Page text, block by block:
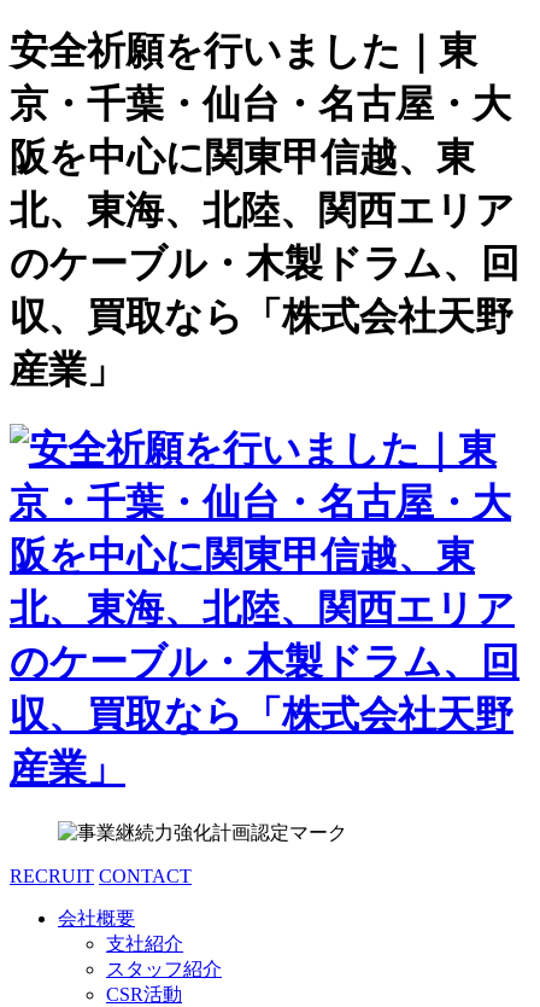
安全祈願を行いました｜東
京・千葉・仙台・名古屋・大
阪を中心に関東甲信越、東
北、東海、北陸、関西エリア
のケーブル・木製ドラム、回
収、買取なら「株式会社天野
産業」
RECRUIT CONTACT
会社概要
支社紹介
スタッフ紹介
CSR活動